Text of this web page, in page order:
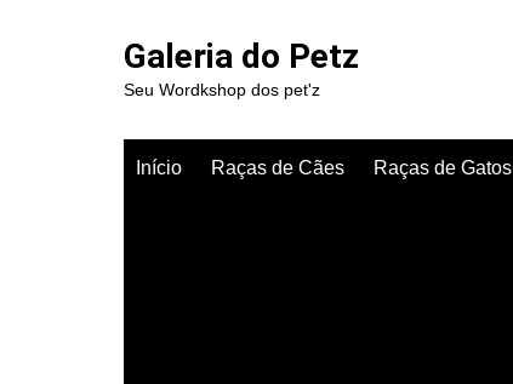
Galeria do Petz
Seu Wordkshop dos pet'z
Início Raças de Cães Raças de Gatos